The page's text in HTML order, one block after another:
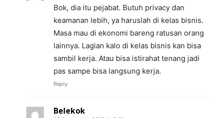
Bok, dia itu pejabat. Butuh privacy dan
keamanan lebih, ya haruslah di kelas bisnis.
Masa mau di ekonomi bareng ratusan orang
lainnya. Lagian kalo di kelas bisnis kan bisa
sambil kerja. Atau bisa istirahat tenang jadi
pas sampe bisa langsung kerja.
Reply
Belekok